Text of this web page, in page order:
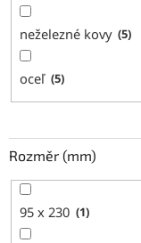
neželezné kovy 5
oceľ 5
Rozměr (mm)
95 x 230 1